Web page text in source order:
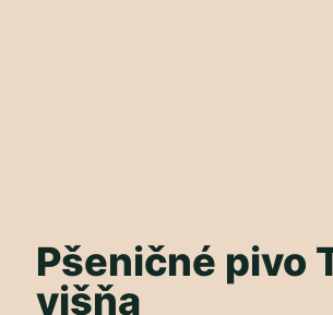
Pšeničné pivo
višňa